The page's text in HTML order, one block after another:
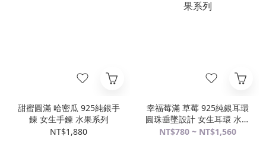
甜蜜圓滿 哈密瓜 925純銀手
鍊 女生手鍊 水果系列
NT$1,880
幸福莓滿 草莓 925純銀耳環
圓珠垂墜設計 女生耳環 水果
系列
NT$780 ~ NT$1,560